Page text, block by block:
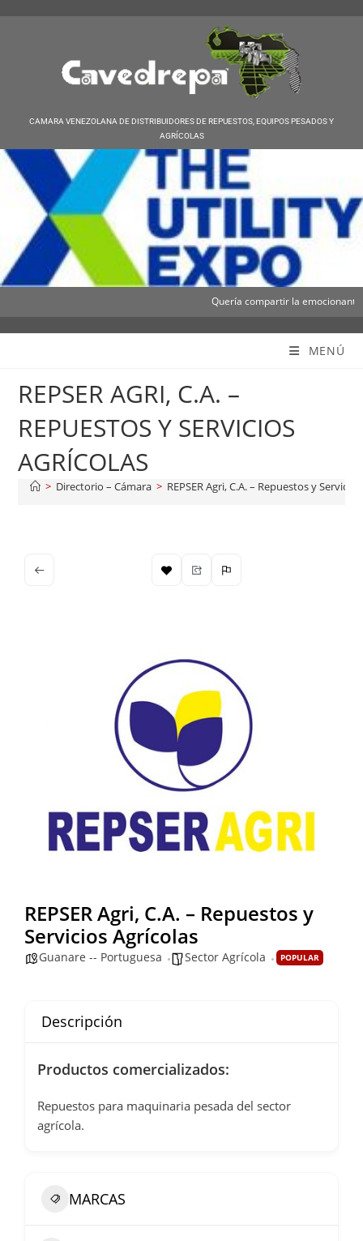
CAMARA VENEZOLANA DE DISTRIBUIDORES DE REPUESTOS, EQUIPOS PESADOS Y
AGRÍCOLAS
Quería compartir la emocionante
MENÚ
REPSER AGRI, C.A. –
REPUESTOS Y SERVICIOS
AGRÍCOLAS
> Directorio – Cámara > REPSER Agri, C.A. – Repuestos y
REPSER Agri, C.A. – Repuestos y
Servicios Agrícolas
Guanare -- Portuguesa Sector Agrícola POPULAR
Descripción
Productos comercializados:
Repuestos para maquinaria pesada del sector
agrícola.
MARCAS